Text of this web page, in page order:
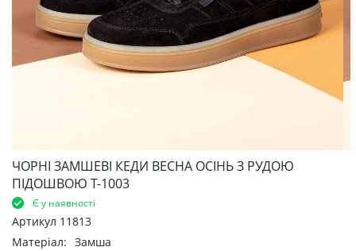
ЧОРНІ ЗАМШЕВІ КЕДИ ВЕСНА ОСІНЬ З РУДОЮ
ПІДОШВОЮ Т-1003
Є у наявності
Артикул 11813
Матеріал: Замша